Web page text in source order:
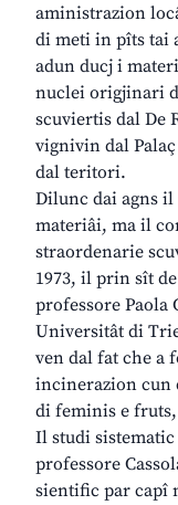
aministrazion
di meti in pîts tai
adun ducj i
nuclei origjinari
scuviertis dal De
vignivin dal
dal teritori.
Dilunc dai agns
materiâi, ma il
straordenarie
1973, il prin sît
professore Paola
Universitât di
ven dal fat che a
incinerazion cun
di feminis e fruts,
Il studi
professore
sientific par capî